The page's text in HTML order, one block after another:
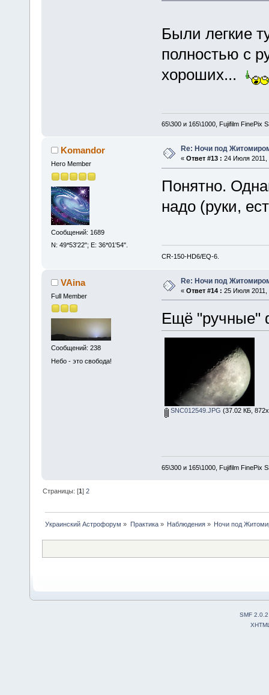
Были легкие
полностью с
хороших...
65\300 и 165\1000, Fujifilm FinePix
Komandor
Hero Member
Сообщений: 1689
N: 49*53'22"; E: 36*01'54".
Re: Ночи под
« Ответ #13 : 24 Июля 2011,
Понятно.
надо (руки,
CR-150-HD6/EQ-6.
VAina
Full Member
Сообщений: 238
Небо - это свобода!
Re: Ночи под
« Ответ #14 : 25 Июля 2011,
Ещё
SNC012549.JPG (37.02 КБ,
65\300 и 165\1000, Fujifilm FinePix
Страницы: [1]2
Украинский Астрофорум » Практика» Наблюдения» Ночи под
SMF 2.0.2